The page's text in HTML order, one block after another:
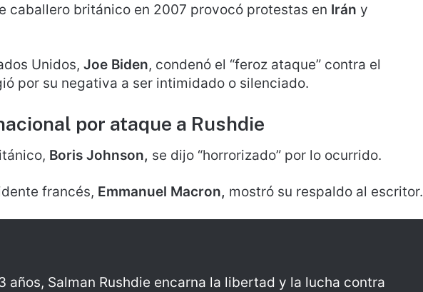
caballero británico en 2007 provocó protestas en Irán y
Unidos, Joe Biden, condenó el “feroz ataque” contra el
por su negativa a ser intimidado o silenciado.
por ataque a Rushdie
Boris Johnson, se dijo “horrorizado” por lo ocurrido.
francés, Emmanuel Macron, mostró su respaldo al escritor.
años, Salman Rushdie encarna la libertad y la lucha contra